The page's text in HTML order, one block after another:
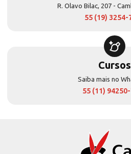
R. Olavo Bilac, 207 -
55 (19) 3254-
Cursos
Saiba mais no
55 (11)